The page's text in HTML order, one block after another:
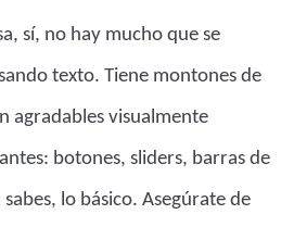
sí, no hay mucho que se
texto. Tiene montones de
agradables visualmente
botones, sliders, barras de
lo básico. Asegúrate de